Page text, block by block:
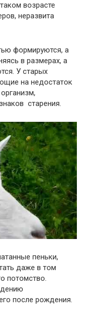
возрасте
неразвита
формируются, а
в размерах, а
У старых
на недостаток
старения.
пеньки,
даже в том
потомство.
после рождения.